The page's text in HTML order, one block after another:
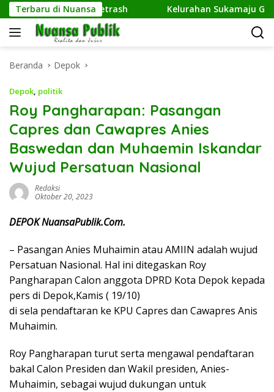
Langsung
ke
konten
Terbaru di Nuansa
Kembangkan Netrash Kelurahan Sukamaju Gelar
Beranda Depok
Depok, politik
Roy Pangharapan: Pasangan
Capres dan Cawapres Anies
Baswedan dan Muhaemin Iskandar
Wujud Persatuan Nasional
Redaksi
Oktober 20, 2023
DEPOK NuansaPublik.Com.
– Pasangan Anies Muhaimin atau AMIIN adalah wujud
Persatuan Nasional. Hal ini ditegaskan Roy
Pangharapan Calon anggota DPRD Kota Depok kepada
pers di Depok,Kamis ( 19/10)
di sela pendaftaran ke KPU Capres dan Cawapres Anis
Muhaimin.
Roy Pangharapan turut serta mengawal pendaftaran
bakal Calon Presiden dan Wakil presiden, Anies-
Muhaimin, sebagai wujud dukungan untuk